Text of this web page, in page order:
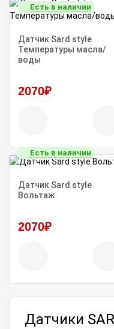
Есть в наличии
Датчик Sard style
Температуры масла/
воды
2070₽
Есть в наличии
Датчик Sard style
Вольтаж
2070₽
Датчики